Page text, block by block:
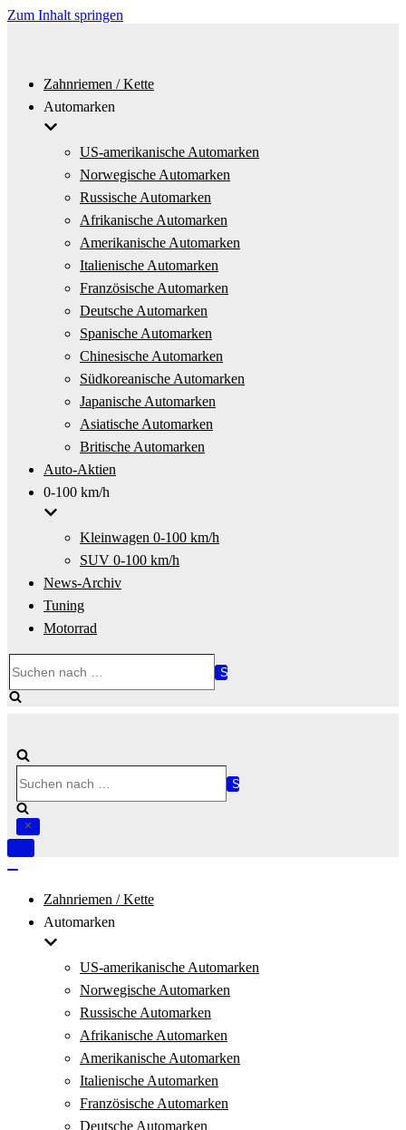
Zum Inhalt springen
Zahnriemen / Kette
Automarken
US-amerikanische Automarken
Norwegische Automarken
Russische Automarken
Afrikanische Automarken
Amerikanische Automarken
Italienische Automarken
Französische Automarken
Deutsche Automarken
Spanische Automarken
Chinesische Automarken
Südkoreanische Automarken
Japanische Automarken
Asiatische Automarken
Britische Automarken
Auto-Aktien
0-100 km/h
Kleinwagen 0-100 km/h
SUV 0-100 km/h
News-Archiv
Tuning
Motorrad
nach …
nach …
Navigation
Zahnriemen / Kette
Automarken
US-amerikanische Automarken
Norwegische Automarken
Russische Automarken
Afrikanische Automarken
Amerikanische Automarken
Italienische Automarken
Französische Automarken
Deutsche Automarken